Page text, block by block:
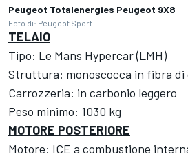
Peugeot Totalenergies Peugeot 9X8
Foto di: Peugeot Sport
TELAIO
Tipo: Le Mans Hypercar (LMH)
Struttura: monoscocca in fibra di
Carrozzeria: in carbonio leggero
Peso minimo: 1030 kg
MOTORE POSTERIORE
Motore: ICE a combustione